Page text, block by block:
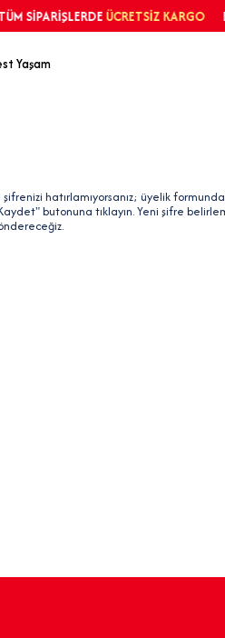
ÜCRETSİZ KARGO BAR
Yaşam
hatırlamıyorsanız; üyelik
butonuna tıklayın. Yeni şifre